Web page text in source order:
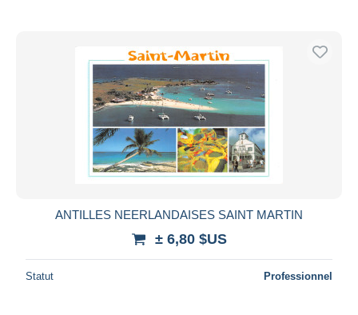
ANTILLES NEERLANDAISES SAINT MARTIN
± 6,80 $US
Statut Professionnel